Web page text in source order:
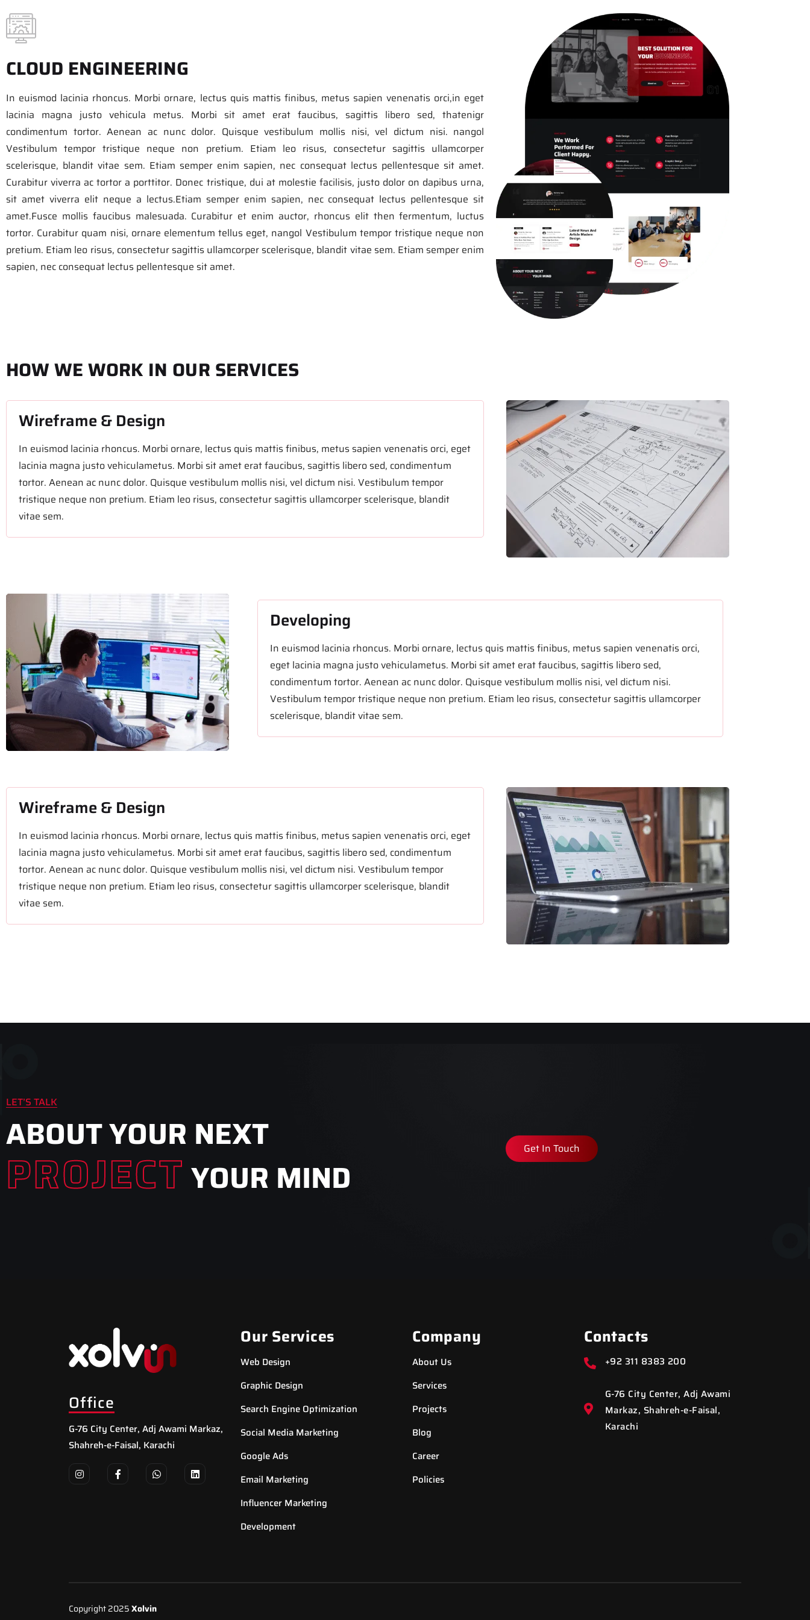
CLOUD ENGINEERING
In euismod lacinia rhoncus. Morbi ornare, lectus quis mattis finibus, metus sapien venenatis orci,in eget
lacinia magna justo vehicula metus. Morbi sit amet erat faucibus, sagittis libero sed, thatenigr
condimentum tortor. Aenean ac nunc dolor. Quisque vestibulum mollis nisi, vel dictum nisi. nangol
Vestibulum tempor tristique neque non pretium. Etiam leo risus, consectetur sagittis ullamcorper
scelerisque, blandit vitae sem. Etiam semper enim sapien, nec consequat lectus pellentesque sit amet.
Curabitur viverra ac tortor a porttitor. Donec tristique, dui at molestie facilisis, justo dolor on dapibus urna,
sit amet viverra elit neque a lectus.Etiam semper enim sapien, nec consequat lectus pellentesque sit
amet.Fusce mollis faucibus malesuada. Curabitur et enim auctor, rhoncus elit then fermentum, luctus
tortor. Curabitur quam nisi, ornare elementum tellus eget, nangol Vestibulum tempor tristique neque non
pretium. Etiam leo risus, consectetur sagittis ullamcorper scelerisque, blandit vitae sem. Etiam semper enim
sapien, nec consequat lectus pellentesque sit amet.
HOW WE WORK IN OUR SERVICES
Wireframe & Design
In euismod lacinia rhoncus. Morbi ornare, lectus quis mattis finibus, metus sapien venenatis orci, eget
lacinia magna justo vehiculametus. Morbi sit amet erat faucibus, sagittis libero sed, condimentum
tortor. Aenean ac nunc dolor. Quisque vestibulum mollis nisi, vel dictum nisi. Vestibulum tempor
tristique neque non pretium. Etiam leo risus, consectetur sagittis ullamcorper scelerisque, blandit
vitae sem.
Developing
In euismod lacinia rhoncus. Morbi ornare, lectus quis mattis finibus, metus sapien venenatis orci,
eget lacinia magna justo vehiculametus. Morbi sit amet erat faucibus, sagittis libero sed,
condimentum tortor. Aenean ac nunc dolor. Quisque vestibulum mollis nisi, vel dictum nisi.
Vestibulum tempor tristique neque non pretium. Etiam leo risus, consectetur sagittis ullamcorper
scelerisque, blandit vitae sem.
Wireframe & Design
In euismod lacinia rhoncus. Morbi ornare, lectus quis mattis finibus, metus sapien venenatis orci, eget
lacinia magna justo vehiculametus. Morbi sit amet erat faucibus, sagittis libero sed, condimentum
tortor. Aenean ac nunc dolor. Quisque vestibulum mollis nisi, vel dictum nisi. Vestibulum tempor
tristique neque non pretium. Etiam leo risus, consectetur sagittis ullamcorper scelerisque, blandit
vitae sem.
LET’S TALK
ABOUT YOUR NEXT
PROJECT YOUR MIND
Get In Touch
Office
G-76 City Center, Adj Awami Markaz,
Shahreh-e-Faisal, Karachi
Our Services
Web Design
Graphic Design
Search Engine Optimization
Social Media Marketing
Google Ads
Email Marketing
Influencer Marketing
Development
Company
About Us
Services
Projects
Blog
Career
Policies
Contacts
+92 311 8383 200
G-76 City Center, Adj Awami
Markaz, Shahreh-e-Faisal,
Karachi
Copyright 2025Xolvin